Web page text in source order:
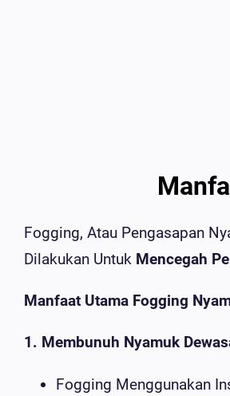
Fogging, Atau Pengasapan
Dilakukan Untuk Mencegah
Manfaat Utama Fogging
1. Membunuh Nyamuk
Fogging Menggunakan